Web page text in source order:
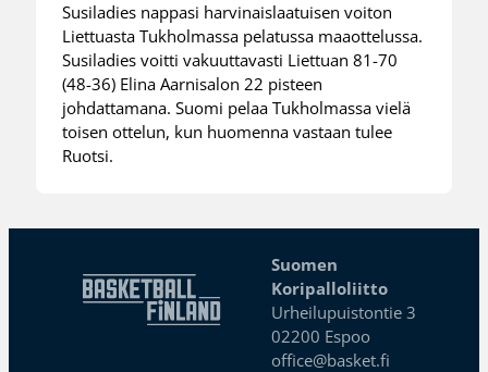
Susiladies nappasi harvinaislaatuisen voiton
Liettuasta Tukholmassa pelatussa maaottelussa.
Susiladies voitti vakuuttavasti Liettuan 81-70
(48-36) Elina Aarnisalon 22 pisteen
johdattamana. Suomi pelaa Tukholmassa vielä
toisen ottelun, kun huomenna vastaan tulee
Ruotsi.
Suomen
Koripalloliitto
Urheilupuistontie 3
02200 Espoo
office@basket.fi